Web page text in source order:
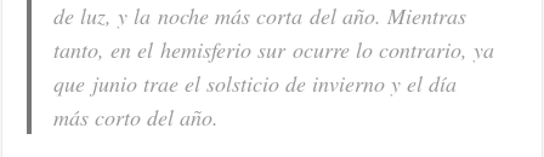
de luz, y la noche más corta del año. Mientras
tanto, en el hemisferio sur ocurre lo contrario, ya
que junio trae el solsticio de invierno y el día
más corto del año.